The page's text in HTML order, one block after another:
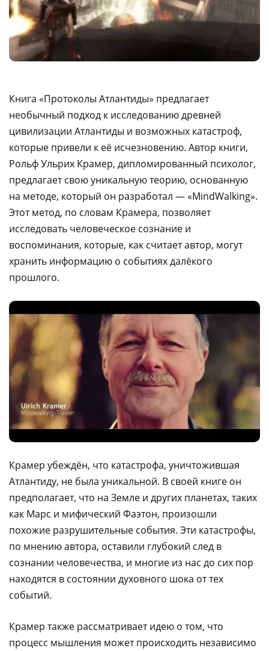
Книга «Протоколы Атлантиды» предлагает
необычный подход к исследованию древней
цивилизации Атлантиды и возможных катастроф,
которые привели к её исчезновению. Автор книги,
Рольф Ульрих Крамер, дипломированный психолог,
предлагает свою уникальную теорию, основанную
на методе, который он разработал — «MindWalking».
Этот метод, по словам Крамера, позволяет
исследовать человеческое сознание и
воспоминания, которые, как считает автор, могут
хранить информацию о событиях далёкого
прошлого.
Крамер убеждён, что катастрофа, уничтожившая
Атлантиду, не была уникальной. В своей книге он
предполагает, что на Земле и других планетах, таких
как Марс и мифический Фаэтон, произошли
похожие разрушительные события. Эти катастрофы,
по мнению автора, оставили глубокий след в
сознании человечества, и многие из нас до сих пор
находятся в состоянии духовного шока от тех
событий.
Крамер также рассматривает идею о том, что
процесс мышления может происходить независимо